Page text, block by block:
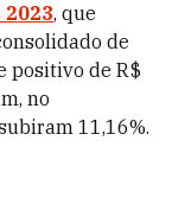
, que
de
positivo de R$
no
11,16%.